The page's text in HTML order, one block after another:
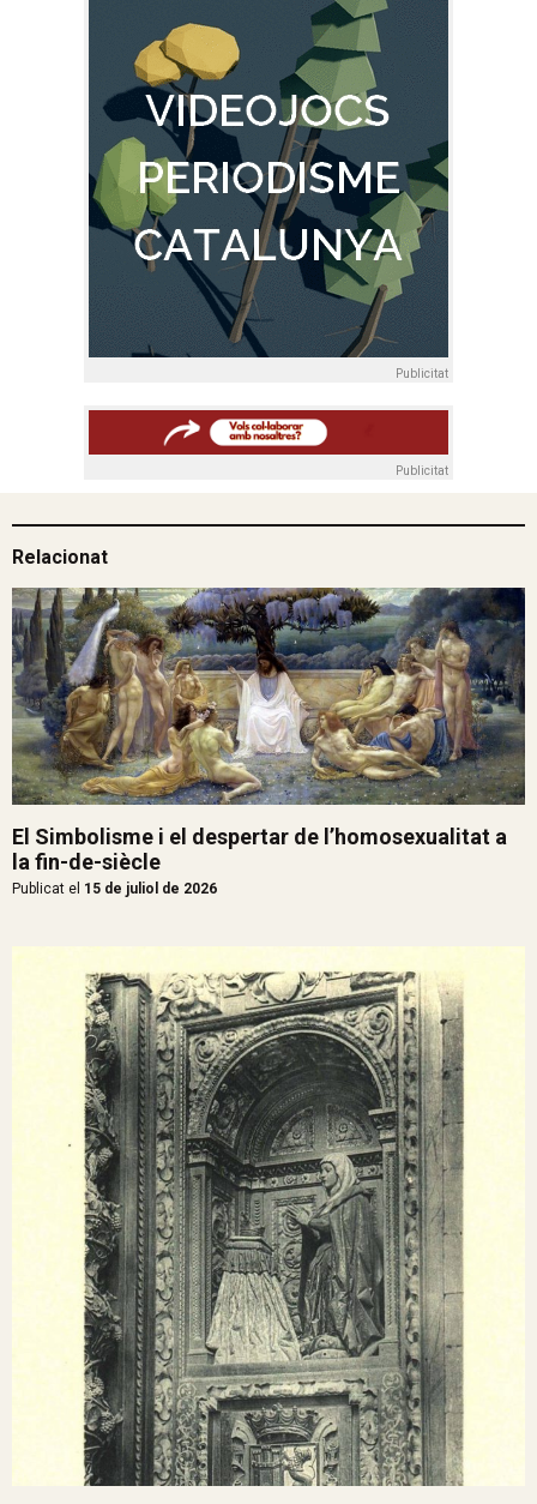
Publicitat
Publicitat
Relacionat
El Simbolisme i el despertar de l’homosexualitat a
la fin-de-siècle
Publicat el 15 de juliol de 2026